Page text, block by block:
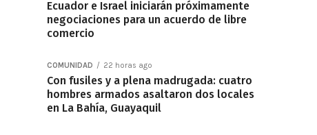
Ecuador e Israel iniciarán próximamente
negociaciones para un acuerdo de libre
comercio
COMUNIDAD 22 horas ago
Con fusiles y a plena madrugada: cuatro
hombres armados asaltaron dos locales
en La Bahía, Guayaquil